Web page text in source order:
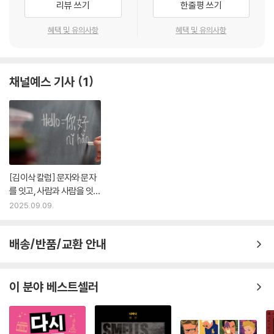
리뷰 쓰기
혜택 및 유의사항
한줄평 쓰기
혜택 및 유의사항
채널예스 기사 1
[김이삭 칼럼] 문자와 문자
를 잇고, 사람과 사람을 잇는
희곡 번역
2025.09.09.
배송/반품/교환 안내
이 분야 베스트셀러